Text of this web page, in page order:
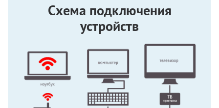
Схема подключения
устройств